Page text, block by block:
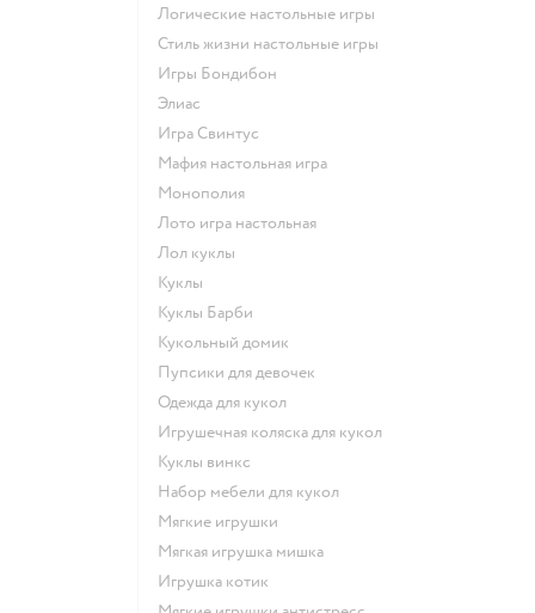
Логические настольные игры
Стиль жизни настольные игры
Игры Бондибон
Элиас
Игра Свинтус
Мафия настольная игра
Монополия
Лото игра настольная
Лол куклы
Куклы
Куклы Барби
Кукольный домик
Пупсики для девочек
Одежда для кукол
Игрушечная коляска для кукол
Куклы винкс
Набор мебели для кукол
Мягкие игрушки
Мягкая игрушка мишка
Игрушка котик